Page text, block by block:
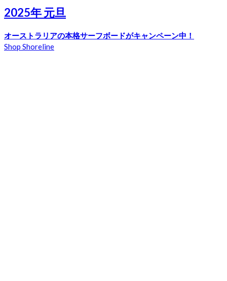
2025年 元旦
オーストラリアの本格サーフボードがキャンペーン中！
Shop Shoreline